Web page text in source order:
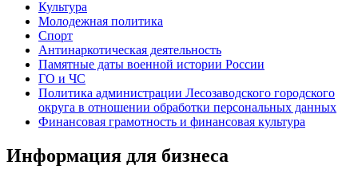
Культура
Молодежная политика
Спорт
Антинаркотическая деятельность
Памятные даты военной истории России
ГО и ЧС
Политика администрации Лесозаводского городского
округа в отношении обработки персональных данных
Финансовая грамотность и финансовая культура
Информация для бизнеса